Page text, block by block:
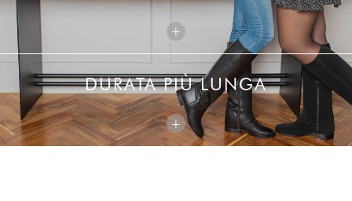
+
DURATA PIÙ LUNGA
+